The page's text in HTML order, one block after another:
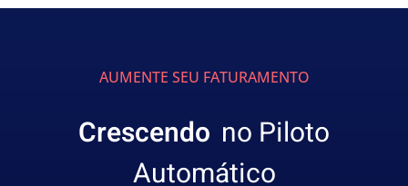
AUMENTE SEU FATURAMENTO
Crescendo no Piloto
Automático